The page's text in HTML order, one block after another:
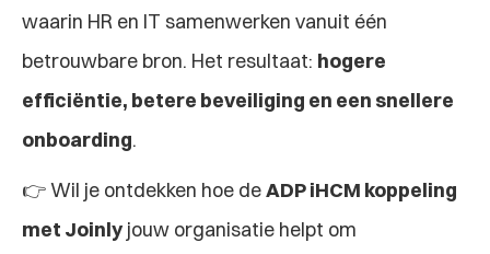
waarin HR en IT samenwerken vanuit één
betrouwbare bron. Het resultaat: hogere
efficiëntie, betere beveiliging en een snellere
onboarding.
👉 Wil je ontdekken hoe de ADP iHCM koppeling
met Joinly jouw organisatie helpt om